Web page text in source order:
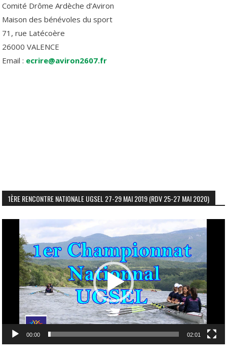
Comité Drôme Ardèche d’Aviron
Maison des bénévoles du sport
71, rue Latécoère
26000 VALENCE
Email : ecrire@aviron2607.fr
1ÈRE RENCONTRE NATIONALE UGSEL 27-29 MAI 2019 (RDV 25-27 MAI 2020)
vidéo
00:00 02:01